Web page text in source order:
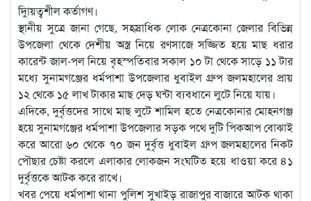
দাুিয়ত্বশীল কর্তাগণ।
স্থানীয় সুত্রে জানা গেছে, সহস্রাধিক লোক নেত্রকোনা জেলার বিভিন্ন
উপজেলা থেকে দেশীয় অস্ত্র নিয়ে রণসাজে সজ্জিত হয়ে মাছ ধরার
কারেন্ট জাল-পল নিয়ে বৃহস্পতিবার সকাল ১০ টা থেকে সাড়ে ১১ টার
মধ্যে সুনামগঞ্জের ধর্মপাশা উপজেলার ধুবাইল গ্রুপ জলমহালের প্রায়
১২ থেকে ১৫ লাখ টাকার মাছ দেড় ঘন্টা ব্যবধানে লুটে নিয়ে যায়।
এদিকে, দুর্বৃত্তদের সাথে মাছ লুটে শামিল হতে নেত্রকোনার মোহনগঞ্জ
হয়ে সুনামগঞ্জের ধর্মপাশা উপজেলার সড়ক পথে দুটি পিকআপ বোঝাই
করে আরো ৬০ থেকে ৭০ জন দুর্বৃত্ত ধুবাইল গ্রুপ জলমহালের নিকট
পৌছার চেষ্টা করলে এলাকার লোকজন সংঘটিত হয়ে ধাওয়া করে ৪১
দুর্বৃত্তকে আটক করে রাখে।
খবর পেয়ে ধর্মপাশা থানা পুলিশ সুখাইড় রাজাপুর বাজারে আটক থাকা